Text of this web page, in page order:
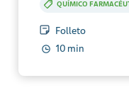
QUÍMICO
Folleto
10 min